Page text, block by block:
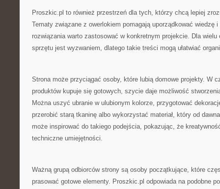
Proszkic.pl to również przestrzeń dla tych, którzy chcą lepiej
Tematy związane z owerlokiem pomagają uporządkować wiedzę
rozwiązania warto zastosować w konkretnym projekcie. Dla wielu
sprzętu jest wyzwaniem, dlatego takie treści mogą ułatwiać
Strona może przyciągać osoby, które lubią domowe projekty. W
produktów kupuje się gotowych, szycie daje możliwość
Można uszyć ubranie w ulubionym kolorze, przygotować
przerobić starą tkaninę albo wykorzystać materiał, który od
może inspirować do takiego podejścia, pokazując, że
techniczne umiejętności.
Ważną grupą odbiorców strony są osoby początkujące, które
prasować gotowe elementy. Proszkic.pl odpowiada na podobne